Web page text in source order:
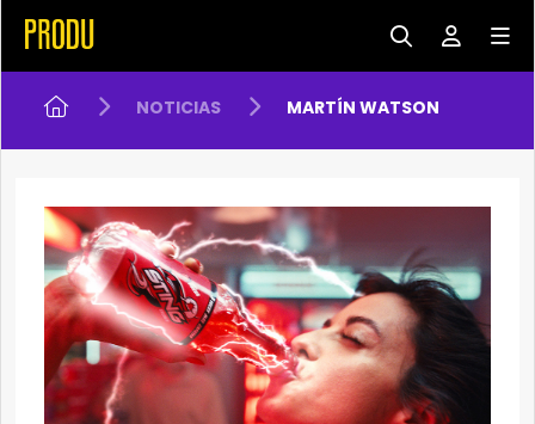
NOTICIAS MARTÍN WATSON